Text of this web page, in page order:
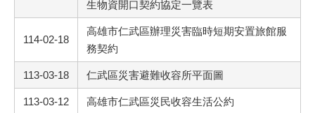
生物資開口契約協定一覽表
114-02-18
高雄市仁武區辦理災害臨時短期安置旅館服
務契約
113-03-18 仁武區災害避難收容所平面圖
113-03-12 高雄市仁武區災民收容生活公約